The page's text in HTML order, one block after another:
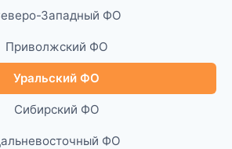
Западный ФО
Приволжский ФО
Уральский ФО
Сибирский ФО
ФО